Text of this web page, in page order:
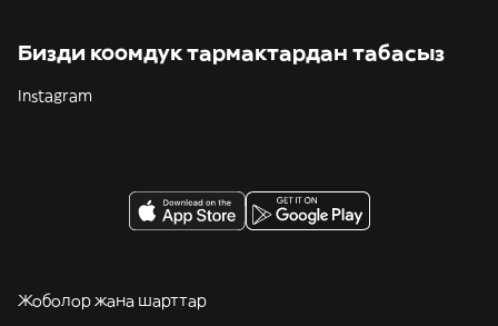
Бизди коомдук тармактардан табасыз
Instagram
Жоболор жана шарттар